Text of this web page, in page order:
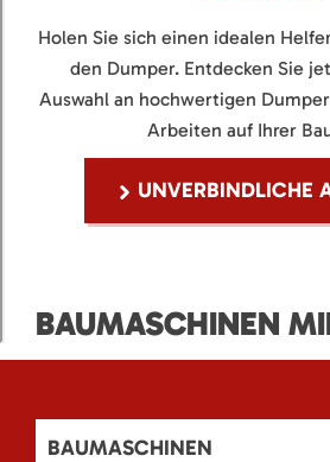
Holen Sie sich einen idealen
den Dumper. Entdecken Sie
Auswahl an hochwertigen
Arbeiten auf Ihrer
UNVERBINDLICHE
BAUMASCHINEN
BAUMASCHINEN